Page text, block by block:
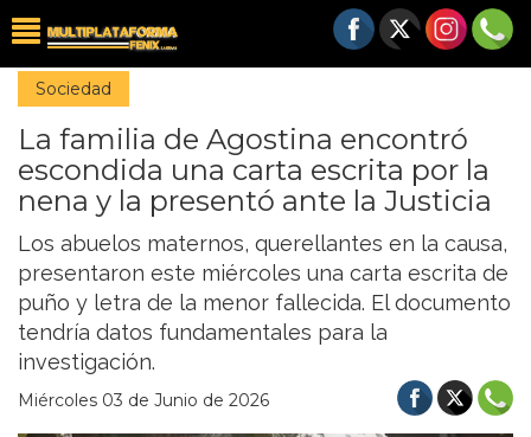
Sociedad
La familia de Agostina encontró
escondida una carta escrita por la
nena y la presentó ante la Justicia
Los abuelos maternos, querellantes en la causa,
presentaron este miércoles una carta escrita de
puño y letra de la menor fallecida. El documento
tendría datos fundamentales para la
investigación.
Miércoles 03 de Junio de 2026